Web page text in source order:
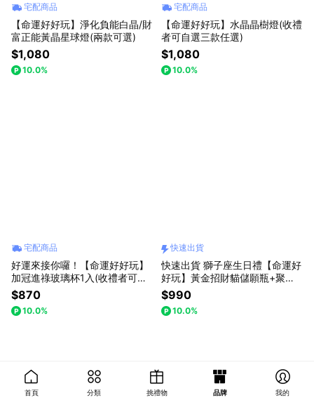
宅配商品
【命運好好玩】淨化負能白晶/財
富正能黃晶星球燈(兩款可選)
$1,080
10.0%
宅配商品
【命運好好玩】水晶晶樹燈(收禮
者可自選三款任選)
$1,080
10.0%
宅配商品
好運來接你囉！【命運好好玩】
加冠進祿玻璃杯1入(收禮者可自
選2色任選)
$870
10.0%
快速出貨
快速出貨 獅子座生日禮【命運好
好玩】黃金招財貓儲願瓶+聚財
加倍財神心咒墊(內含元寶+金條
+花生)
$990
10.0%
首頁 分類 挑禮物 品牌 我的